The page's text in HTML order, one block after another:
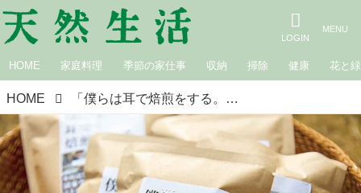
HOME 家庭料理 季節の家仕事 収納 掃除 健康 花と緑
HOME 「僕らは耳で焙煎をする。」埼玉・上尾で視覚障害のある人たちがつくる“人気コーヒー”が生まれるまで／領家グリーンゲイブルズ